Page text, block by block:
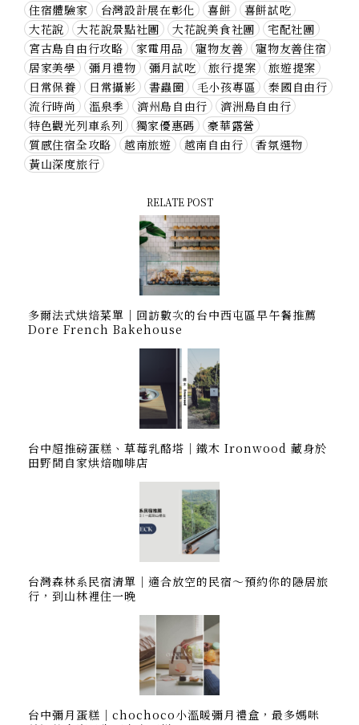
住宿體驗家
台灣設計展在彰化 喜餅
喜餅試吃
大花說
大花說景點社團 大花說美食社團
宅配社團
宮古島自由行攻略
家電用品 寵物友善
寵物友善住宿
居家美學
彌月禮物 彌月試吃 旅行提案
旅遊提案
日常保養
日常攝影 書蟲圈 毛小孩專區
泰國自由行
流行時尚
溫泉季 濟州島自由行
濟洲島自由行
特色觀光列車系列
獨家優惠碼
豪華露營
質感住宿全攻略
越南旅遊 越南自由行
香氛選物
黃山深度旅行
RELATE POST
多爾法式烘焙菜單｜回訪數次的台中西屯區早午餐推薦
Dore French Bakehouse
台中超推磅蛋糕、草莓乳酪塔｜鐵木 Ironwood 藏身於
田野間自家烘焙咖啡店
台灣森林系民宿清單｜適合放空的民宿～預約你的隱居旅
行，到山林裡住一晚
台中彌月蛋糕｜chochoco小溫暖彌月禮盒，最多媽咪